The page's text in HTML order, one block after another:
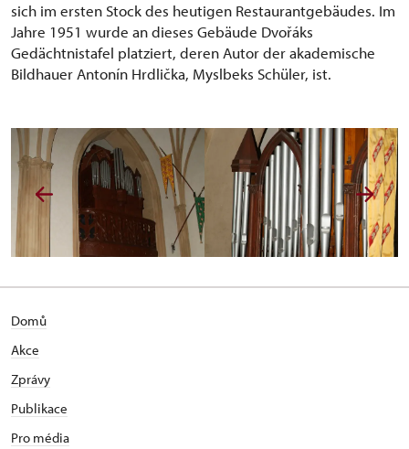
sich im ersten Stock des heutigen Restaurantgebäudes. Im
Jahre 1951 wurde an dieses Gebäude Dvořáks
Gedächtnistafel platziert, deren Autor der akademische
Bildhauer Antonín Hrdlička, Myslbeks Schüler, ist.
Domů
Akce
Zprávy
Publikace
Pro média